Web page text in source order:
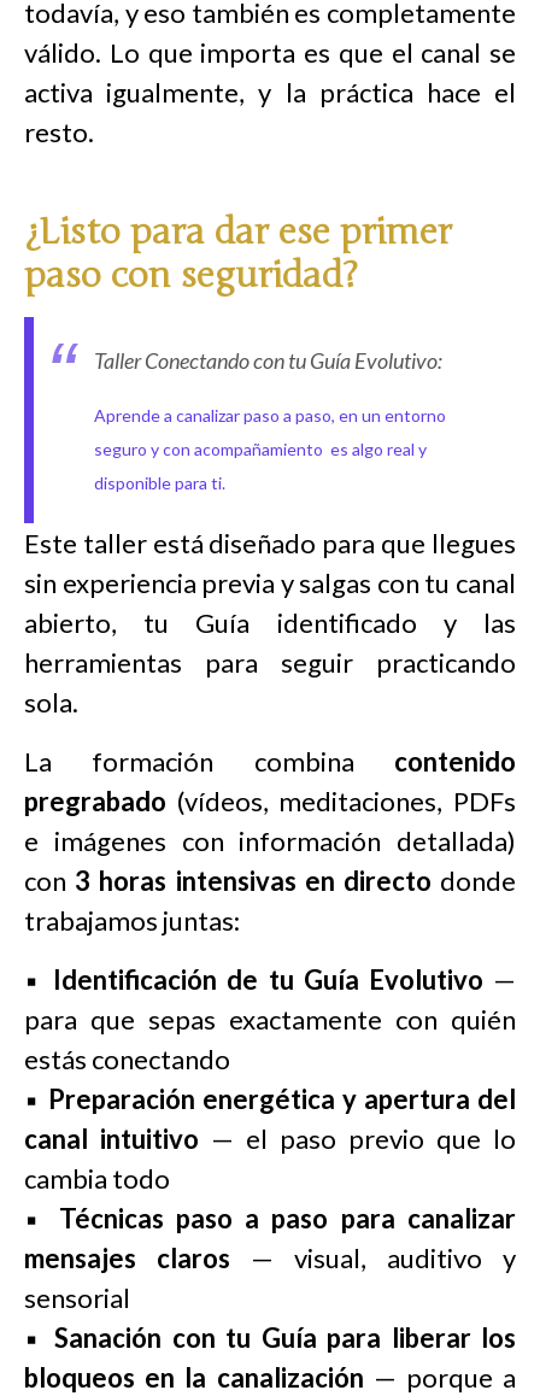
todavía, y eso también es completamente
válido. Lo que importa es que el canal se
activa igualmente, y la práctica hace el
resto.
¿Listo para dar ese primer
paso con seguridad?
Taller Conectando con tu Guía Evolutivo:
Aprende a canalizar paso a paso, en un entorno
seguro y con acompañamiento es algo real y
disponible para ti.
Este taller está diseñado para que llegues
sin experiencia previa y salgas con tu canal
abierto, tu Guía identificado y las
herramientas para seguir practicando
sola.
La formación combina contenido
pregrabado (vídeos, meditaciones, PDFs
e imágenes con información detallada)
con 3 horas intensivas en directo donde
trabajamos juntas:
▪️ Identificación de tu Guía Evolutivo —
para que sepas exactamente con quién
estás conectando
▪️ Preparación energética y apertura del
canal intuitivo — el paso previo que lo
cambia todo
▪️ Técnicas paso a paso para canalizar
mensajes claros — visual, auditivo y
sensorial
▪️ Sanación con tu Guía para liberar los
bloqueos en la canalización — porque a